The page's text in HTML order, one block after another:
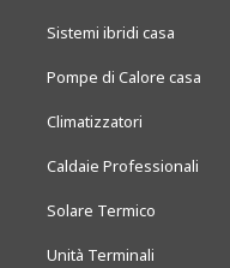
Sistemi ibridi casa
Pompe di Calore casa
Climatizzatori
Caldaie Professionali
Solare Termico
Unità Terminali